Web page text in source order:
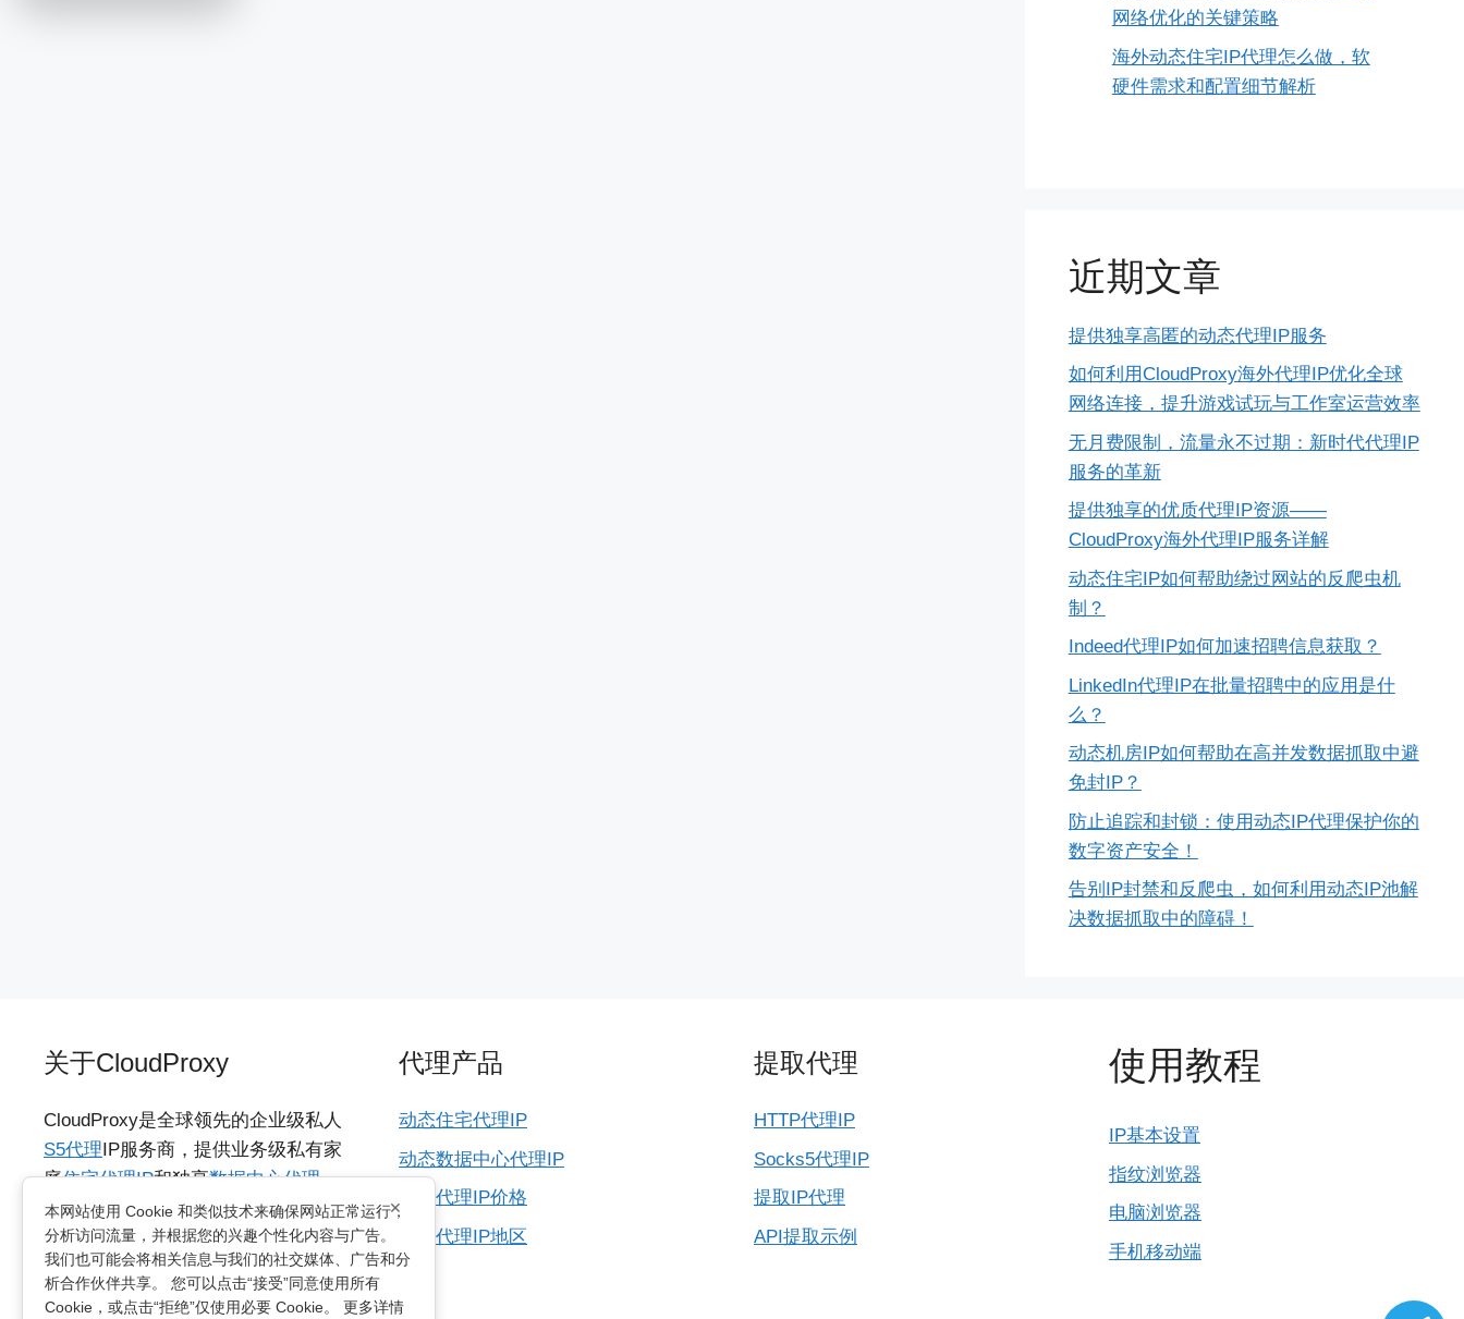
网络优化的关键策略
海外动态住宅IP代理怎么做，软
硬件需求和配置细节解析
近期文章
提供独享高匿的动态代理IP服务
如何利用CloudProxy海外代理IP优化全球
网络连接，提升游戏试玩与工作室运营效率
无月费限制，流量永不过期：新时代代理IP
服务的革新
提供独享的优质代理IP资源——
CloudProxy海外代理IP服务详解
动态住宅IP如何帮助绕过网站的反爬虫机
制？
Indeed代理IP如何加速招聘信息获取？
LinkedIn代理IP在批量招聘中的应用是什
么？
动态机房IP如何帮助在高并发数据抓取中避
免封IP？
防止追踪和封锁：使用动态IP代理保护你的
数字资产安全！
告别IP封禁和反爬虫，如何利用动态IP池解
决数据抓取中的障碍！
关于CloudProxy
CloudProxy是全球领先的企业级私人
S5代理IP服务商，提供业务级私有家
庭住宅代理IP和独享数据中心代理
IP，具备城市级动态IP资源，支持
HTTP/SOCKS5协议，适用于各种多国
网络访问需求的业务。支持无限制并
发连接及动态轮换和粘性会话两种方
代理产品
动态住宅代理IP
动态数据中心代理IP
海外代理IP价格
所有代理IP地区
提取代理
HTTP代理IP
Socks5代理IP
提取IP代理
API提取示例
使用教程
IP基本设置
指纹浏览器
电脑浏览器
手机移动端
×
本网站使用 Cookie 和类似技术来确保网站正常运行，
分析访问流量，并根据您的兴趣个性化内容与广告。
我们也可能会将相关信息与我们的社交媒体、广告和分
析合作伙伴共享。 您可以点击“接受”同意使用所有
Cookie，或点击“拒绝”仅使用必要 Cookie。 更多详情